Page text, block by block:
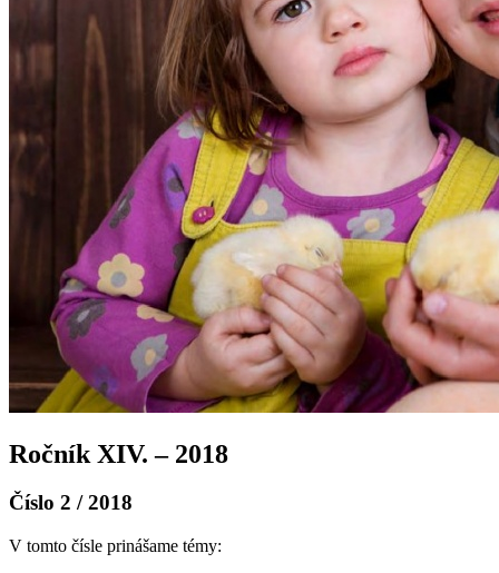
Ročník XIV. – 2018
Číslo 2 / 2018
V tomto čísle prinášame témy: